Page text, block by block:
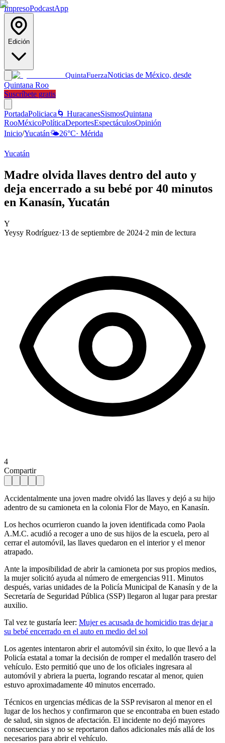
ImpresoPodcastApp
Edición
QuintaFuerzaNoticias de México, desde
Quintana Roo
Suscríbete gratis
PortadaPoliciaca 🌀 HuracanesSismosQuintana
RooMéxicoPolíticaDeportesEspectáculosOpinión
Inicio/Yucatán🌤️26°C· Mérida
Yucatán
Madre olvida llaves dentro del auto y
deja encerrado a su bebé por 40 minutos
en Kanasín, Yucatán
Y
Yeysy Rodríguez·13 de septiembre de 2024·2 min de lectura
4
Compartir
Accidentalmente una joven madre olvidó las llaves y dejó a su hijo
adentro de su camioneta en la colonia Flor de Mayo, en Kanasín.
Los hechos ocurrieron cuando la joven identificada como Paola
A.M.C. acudió a recoger a uno de sus hijos de la escuela, pero al
cerrar el automóvil, las llaves quedaron en el interior y el menor
atrapado.
Ante la imposibilidad de abrir la camioneta por sus propios medios,
la mujer solicitó ayuda al número de emergencias 911. Minutos
después, varias unidades de la Policía Municipal de Kanasín y de la
Secretaría de Seguridad Pública (SSP) llegaron al lugar para prestar
auxilio.
Tal vez te gustaría leer: Mujer es acusada de homicidio tras dejar a
su bebé encerrado en el auto en medio del sol
Los agentes intentaron abrir el automóvil sin éxito, lo que llevó a la
Policía estatal a tomar la decisión de romper el medallón trasero del
vehículo. Esto permitió que uno de los oficiales ingresara al
automóvil y abriera la puerta, logrando rescatar al menor, quien
estuvo aproximadamente 40 minutos encerrado.
Técnicos en urgencias médicas de la SSP revisaron al menor en el
lugar de los hechos y confirmaron que se encontraba en buen estado
de salud, sin signos de afectación. El incidente no dejó mayores
consecuencias y no se reportaron daños adicionales más allá de los
necesarios para abrir el vehículo.